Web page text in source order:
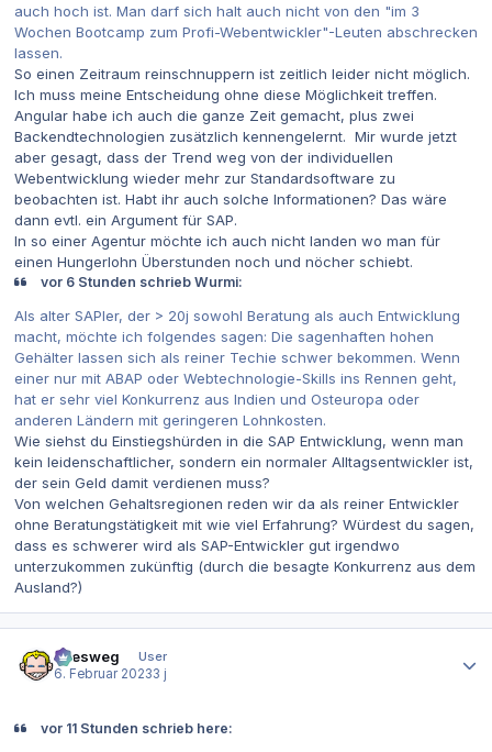
auch hoch ist. Man darf sich halt auch nicht von den "im 3
Wochen Bootcamp zum Profi-Webentwickler"-Leuten abschrecken
lassen.
So einen Zeitraum reinschnuppern ist zeitlich leider nicht möglich.
Ich muss meine Entscheidung ohne diese Möglichkeit treffen.
Angular habe ich auch die ganze Zeit gemacht, plus zwei
Backendtechnologien zusätzlich kennengelernt. Mir wurde jetzt
aber gesagt, dass der Trend weg von der individuellen
Webentwicklung wieder mehr zur Standardsoftware zu
beobachten ist. Habt ihr auch solche Informationen? Das wäre
dann evtl. ein Argument für SAP.
In so einer Agentur möchte ich auch nicht landen wo man für
einen Hungerlohn Überstunden noch und nöcher schiebt.
vor 6 Stunden schrieb Wurmi:
Als alter SAPler, der > 20j sowohl Beratung als auch Entwicklung
macht, möchte ich folgendes sagen: Die sagenhaften hohen
Gehälter lassen sich als reiner Techie schwer bekommen. Wenn
einer nur mit ABAP oder Webtechnologie-Skills ins Rennen geht,
hat er sehr viel Konkurrenz aus Indien und Osteuropa oder
anderen Ländern mit geringeren Lohnkosten.
Wie siehst du Einstiegshürden in die SAP Entwicklung, wenn man
kein leidenschaftlicher, sondern ein normaler Alltagsentwickler ist,
der sein Geld damit verdienen muss?
Von welchen Gehaltsregionen reden wir da als reiner Entwickler
ohne Beratungstätigkeit mit wie viel Erfahrung? Würdest du sagen,
dass es schwerer wird als SAP-Entwickler gut irgendwo
unterzukommen zukünftig (durch die besagte Konkurrenz aus dem
Ausland?)
allesweg
User
6. Februar 20233 j
vor 11 Stunden schrieb here: